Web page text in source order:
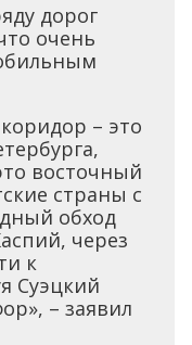
дорог
очень
– это
восточный
страны с
обход
через
к
Суэцкий
– заявил